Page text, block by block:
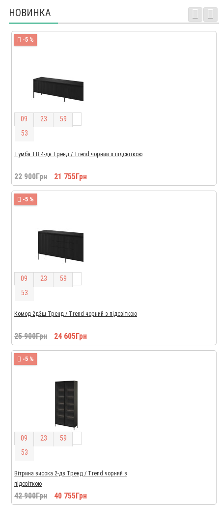
НОВИНКА
-5 %
09 23 59
52
Тумба ТВ 4-дв Тренд / Trend чорний з підсвіткою
22 900Грн 21 755Грн
-5 %
09 23 59
52
Комод 2д3ш Тренд / Trend чорний з підсвіткою
25 900Грн 24 605Грн
-5 %
09 23 59
52
Вітрина висока 2-дв Тренд / Trend чорний з
підсвіткою
42 900Грн 40 755Грн